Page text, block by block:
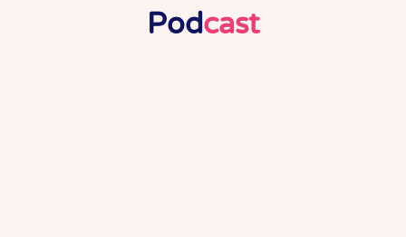
PodCast